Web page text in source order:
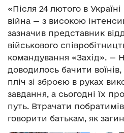
«Після 24 лютого в
війна — з високою
зазначив представник
військового
командування «Захід». —
доводилось бачити
пліч зі зброєю в руках
завдання, а сьогодні їх
путь. Втрачати
говорити батькам, як